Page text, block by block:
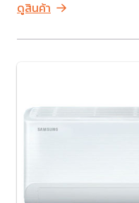
ดูสินค้า